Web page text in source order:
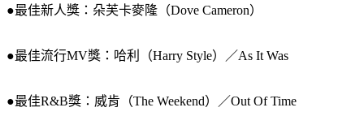
●最佳新人獎：朵芙卡麥隆（Dove Cameron）
●最佳流行MV獎：哈利（Harry Style）／As It Was
●最佳R&B獎：威肯（The Weekend）／Out Of Time